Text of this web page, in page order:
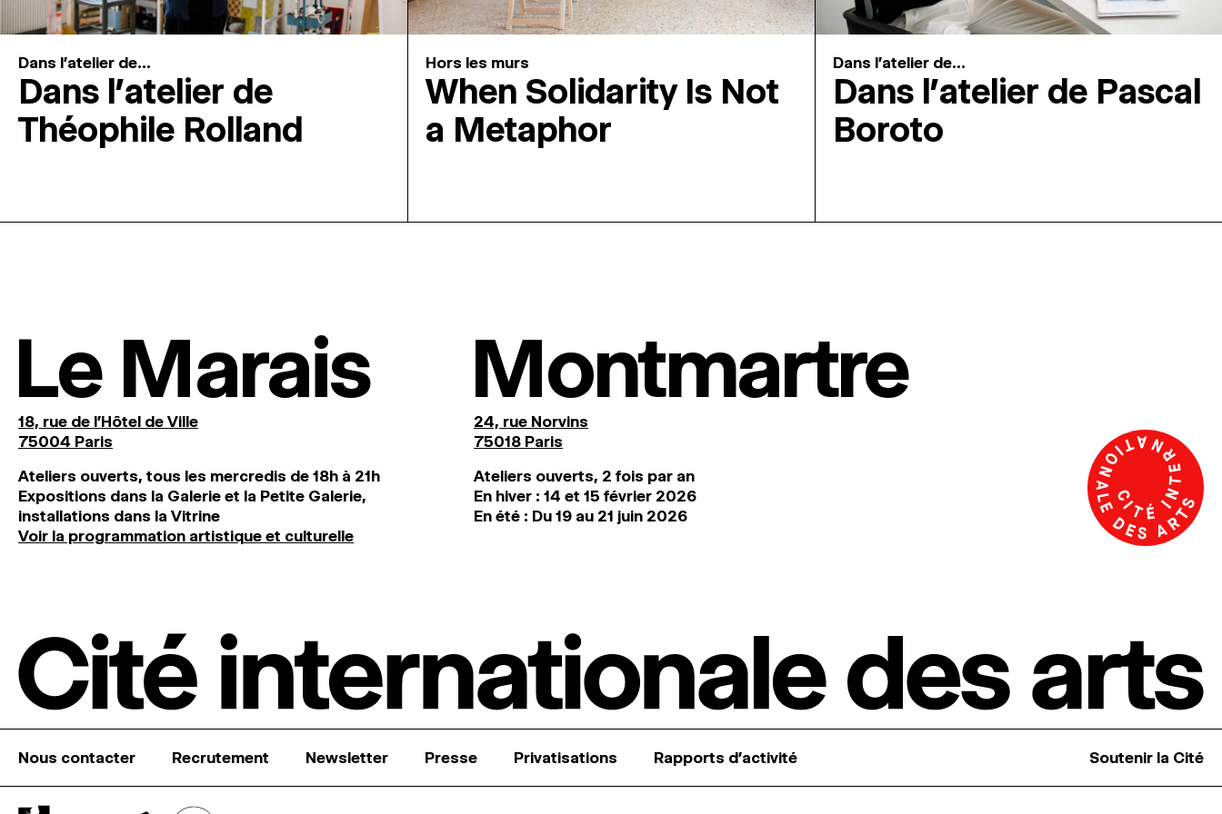
Dans l'atelier de...
Dans l’atelier de
Théophile Rolland
Hors les murs
When Solidarity Is Not
a Metaphor
Dans l'atelier de...
Dans l’atelier de Pascal
Boroto
Le Marais
18, rue de l'Hôtel de Ville
75004 Paris
Ateliers ouverts, tous les mercredis de 18h à 21h
Expositions dans la Galerie et la Petite Galerie,
installations dans la Vitrine
Voir la programmation artistique et culturelle
Montmartre
24, rue Norvins
75018 Paris
Ateliers ouverts, 2 fois par an
En hiver : 14 et 15 février 2026
En été : Du 19 au 21 juin 2026
Nous contacter Recrutement Newsletter Presse Privatisations Rapports d’activité Soutenir la Cité